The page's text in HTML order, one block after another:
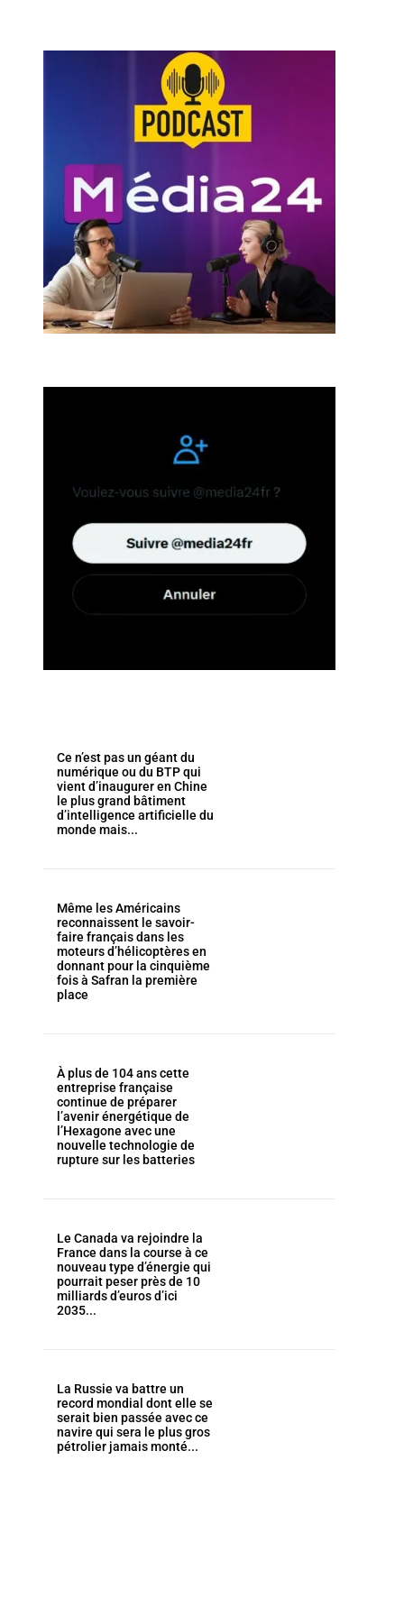
Ce n’est pas un géant du
numérique ou du BTP qui
vient d’inaugurer en Chine
le plus grand bâtiment
d’intelligence artificielle du
monde mais...
Même les Américains
reconnaissent le savoir-
faire français dans les
moteurs d’hélicoptères en
donnant pour la cinquième
fois à Safran la première
place
À plus de 104 ans cette
entreprise française
continue de préparer
l’avenir énergétique de
l’Hexagone avec une
nouvelle technologie de
rupture sur les batteries
Le Canada va rejoindre la
France dans la course à ce
nouveau type d’énergie qui
pourrait peser près de 10
milliards d’euros d’ici
2035...
La Russie va battre un
record mondial dont elle se
serait bien passée avec ce
navire qui sera le plus gros
pétrolier jamais monté...